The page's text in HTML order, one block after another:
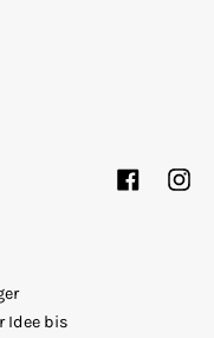
Facebook
Idee bis